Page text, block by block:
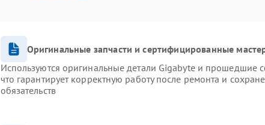
Оригинальные запчасти и сертифицированные
Используются оригинальные детали Gigabyte и прошедшие
что гарантирует корректную работу после ремонта и
обязательств